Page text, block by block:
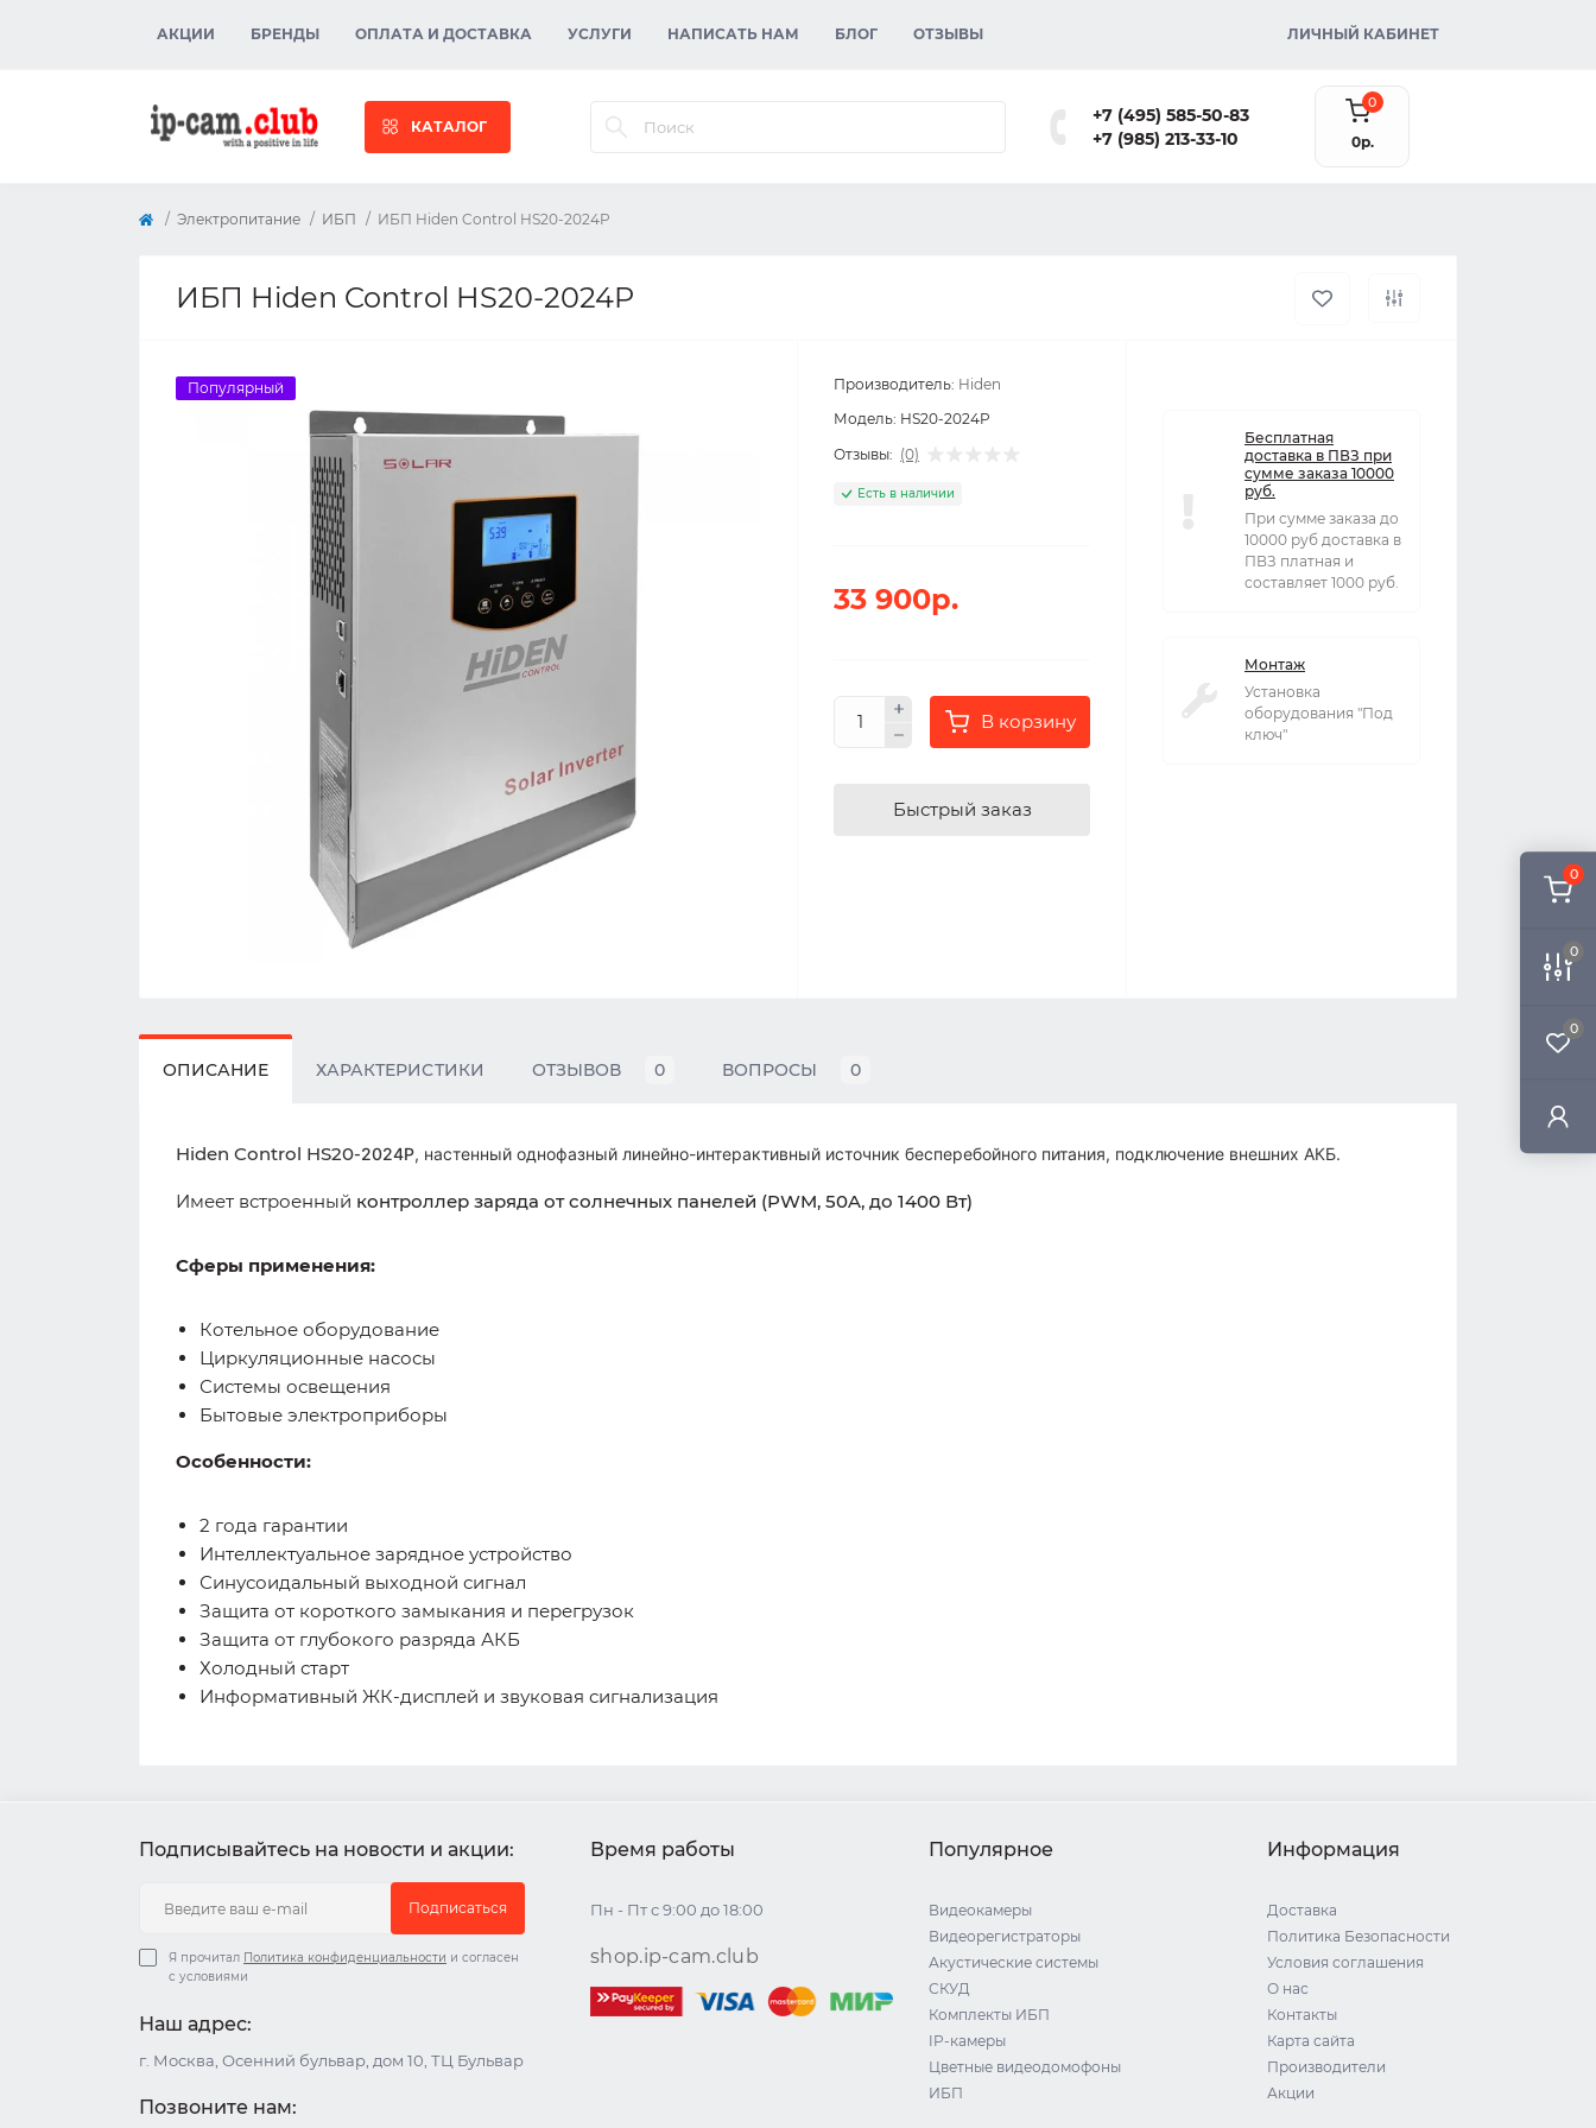
0
0
0
АКЦИИ БРЕНДЫ ОПЛАТА И ДОСТАВКА УСЛУГИ НАПИСАТЬ НАМ БЛОГ ОТЗЫВЫ ЛИЧНЫЙ КАБИНЕТ
КАТАЛОГ
+7 (495) 585-50-83
+7 (985) 213-33-10
0
0р.
Электропитание ИБП ИБП Hiden Control HS20-2024P
ИБП Hiden Control HS20-2024P
Популярный Производитель: Hiden
Модель: HS20-2024P
Отзывы: (0)
Есть в наличии
33 900р.
В корзину
Быстрый заказ
Бесплатная
доставка в ПВЗ при
сумме заказа 10000
руб.
При сумме заказа до
10000 руб доставка в
ПВЗ платная и
составляет 1000 руб.
Монтаж
Установка
оборудования "Под
ключ"
ОПИСАНИЕ ХАРАКТЕРИСТИКИ ОТЗЫВОВ 0 ВОПРОСЫ 0
Hiden Control HS20-2024P, настенный однофазный линейно-интерактивный источник бесперебойного питания, подключение внешних АКБ.
Имеет встроенный контроллер заряда от солнечных панелей (PWM, 50A, до 1400 Вт)
Сферы применения:
Котельное оборудование
Циркуляционные насосы
Системы освещения
Бытовые электроприборы
Особенности:
2 года гарантии
Интеллектуальное зарядное устройство
Синусоидальный выходной сигнал
Защита от короткого замыкания и перегрузок
Защита от глубокого разряда АКБ
Холодный старт
Информативный ЖК-дисплей и звуковая сигнализация
Подписывайтесь на новости и акции:
Подписаться
Я прочитал Политика конфиденциальности и согласен
с условиями
Наш адрес:
г. Москва, Осенний бульвар, дом 10, ТЦ Бульвар
Позвоните нам:
Время работы
Пн - Пт с 9:00 до 18:00
shop.ip-cam.club
Популярное
Видеокамеры
Видеорегистраторы
Акустические системы
СКУД
Комплекты ИБП
IP-камеры
Цветные видеодомофоны
ИБП
Информация
Доставка
Политика Безопасности
Условия соглашения
О нас
Контакты
Карта сайта
Производители
Акции